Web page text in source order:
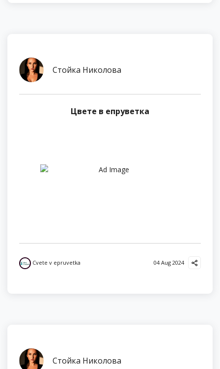
Стойка Николова
Цвете в епруветка
Cvete v epruvetka 04 Aug 2024
Стойка Николова